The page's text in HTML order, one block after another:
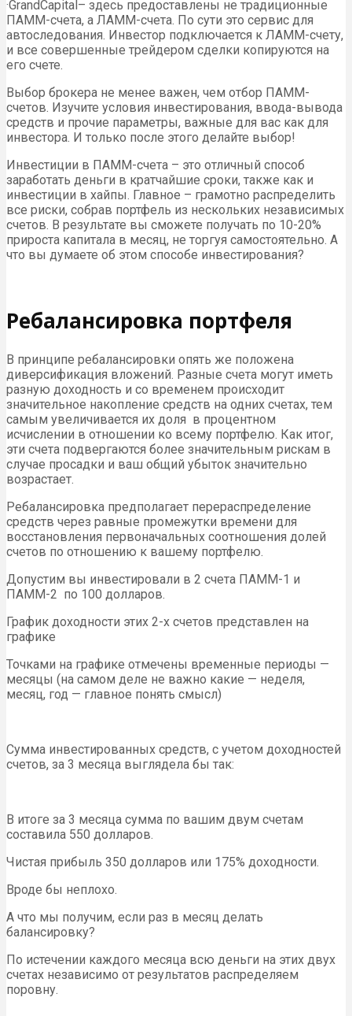
·GrandCapital– здесь предоставлены не традиционные
ПАММ-счета, а ЛАММ-счета. По сути это сервис для
автоследования. Инвестор подключается к ЛАММ-счету,
и все совершенные трейдером сделки копируются на
его счете.
Выбор брокера не менее важен, чем отбор ПАММ-
счетов. Изучите условия инвестирования, ввода-вывода
средств и прочие параметры, важные для вас как для
инвестора. И только после этого делайте выбор!
Инвестиции в ПАММ-счета – это отличный способ
заработать деньги в кратчайшие сроки, также как и
инвестиции в хайпы. Главное – грамотно распределить
все риски, собрав портфель из нескольких независимых
счетов. В результате вы сможете получать по 10-20%
прироста капитала в месяц, не торгуя самостоятельно. А
что вы думаете об этом способе инвестирования?
Ребалансировка портфеля
В принципе ребалансировки опять же положена
диверсификация вложений. Разные счета могут иметь
разную доходность и со временем происходит
значительное накопление средств на одних счетах, тем
самым увеличивается их доля в процентном
исчислении в отношении ко всему портфелю. Как итог,
эти счета подвергаются более значительным рискам в
случае просадки и ваш общий убыток значительно
возрастает.
Ребалансировка предполагает перераспределение
средств через равные промежутки времени для
восстановления первоначальных соотношения долей
счетов по отношению к вашему портфелю.
Допустим вы инвестировали в 2 счета ПАММ-1 и
ПАММ-2 по 100 долларов.
График доходности этих 2-х счетов представлен на
графике
Точками на графике отмечены временные периоды —
месяцы (на самом деле не важно какие — неделя,
месяц, год — главное понять смысл)
Сумма инвестированных средств, с учетом доходностей
счетов, за 3 месяца выглядела бы так:
В итоге за 3 месяца сумма по вашим двум счетам
составила 550 долларов.
Чистая прибыль 350 долларов или 175% доходности.
Вроде бы неплохо.
А что мы получим, если раз в месяц делать
балансировку?
По истечении каждого месяца всю деньги на этих двух
счетах независимо от результатов распределяем
поровну.